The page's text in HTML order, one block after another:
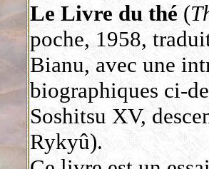
Le Livre du thé (
poche, 1958,
Bianu, avec une
biographiques ci-
Soshitsu XV,
Rykyû).